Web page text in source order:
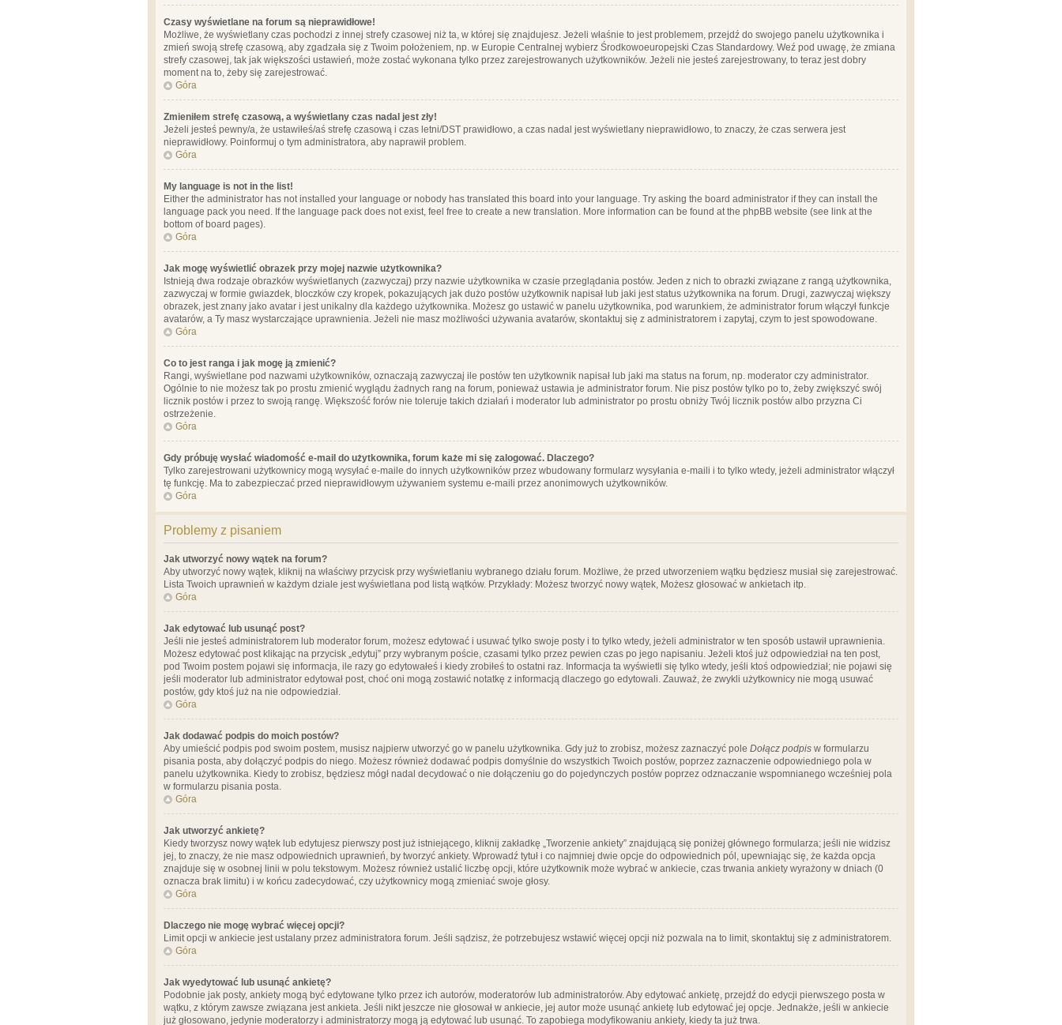
Czasy wyświetlane na forum są nieprawidłowe!
Możliwe, że wyświetlany czas pochodzi z innej strefy czasowej niż ta, w której się znajdujesz. Jeżeli właśnie to jest problemem, przejdź do swojego panelu użytkownika i
zmień swoją strefę czasową, aby zgadzała się z Twoim położeniem, np. w Europie Centralnej wybierz Środkowoeuropejski Czas Standardowy. Weź pod uwagę, że zmiana
strefy czasowej, tak jak większości ustawień, może zostać wykonana tylko przez zarejestrowanych użytkowników. Jeżeli nie jesteś zarejestrowany, to teraz jest dobry
moment na to, żeby się zarejestrować.
Góra
Zmieniłem strefę czasową, a wyświetlany czas nadal jest zły!
Jeżeli jesteś pewny/a, że ustawiłeś/aś strefę czasową i czas letni/DST prawidłowo, a czas nadal jest wyświetlany nieprawidłowo, to znaczy, że czas serwera jest
nieprawidłowy. Poinformuj o tym administratora, aby naprawił problem.
Góra
My language is not in the list!
Either the administrator has not installed your language or nobody has translated this board into your language. Try asking the board administrator if they can install the
language pack you need. If the language pack does not exist, feel free to create a new translation. More information can be found at the phpBB website (see link at the
bottom of board pages).
Góra
Jak mogę wyświetlić obrazek przy mojej nazwie użytkownika?
Istnieją dwa rodzaje obrazków wyświetlanych (zazwyczaj) przy nazwie użytkownika w czasie przeglądania postów. Jeden z nich to obrazki związane z rangą użytkownika,
zazwyczaj w formie gwiazdek, bloczków czy kropek, pokazujących jak dużo postów użytkownik napisał lub jaki jest status użytkownika na forum. Drugi, zazwyczaj większy
obrazek, jest znany jako avatar i jest unikalny dla każdego użytkownika. Możesz go ustawić w panelu użytkownika, pod warunkiem, że administrator forum włączył funkcje
avatarów, a Ty masz wystarczające uprawnienia. Jeżeli nie masz możliwości używania avatarów, skontaktuj się z administratorem i zapytaj, czym to jest spowodowane.
Góra
Co to jest ranga i jak mogę ją zmienić?
Rangi, wyświetlane pod nazwami użytkowników, oznaczają zazwyczaj ile postów ten użytkownik napisał lub jaki ma status na forum, np. moderator czy administrator.
Ogólnie to nie możesz tak po prostu zmienić wyglądu żadnych rang na forum, ponieważ ustawia je administrator forum. Nie pisz postów tylko po to, żeby zwiększyć swój
licznik postów i przez to swoją rangę. Większość forów nie toleruje takich działań i moderator lub administrator po prostu obniży Twój licznik postów albo przyzna Ci
ostrzeżenie.
Góra
Gdy próbuję wysłać wiadomość e-mail do użytkownika, forum każe mi się zalogować. Dlaczego?
Tylko zarejestrowani użytkownicy mogą wysyłać e-maile do innych użytkowników przez wbudowany formularz wysyłania e-maili i to tylko wtedy, jeżeli administrator włączył
tę funkcję. Ma to zabezpieczać przed nieprawidłowym używaniem systemu e-maili przez anonimowych użytkowników.
Góra
Problemy z pisaniem
Jak utworzyć nowy wątek na forum?
Aby utworzyć nowy wątek, kliknij na właściwy przycisk przy wyświetlaniu wybranego działu forum. Możliwe, że przed utworzeniem wątku będziesz musiał się zarejestrować.
Lista Twoich uprawnień w każdym dziale jest wyświetlana pod listą wątków. Przykłady: Możesz tworzyć nowy wątek, Możesz głosować w ankietach itp.
Góra
Jak edytować lub usunąć post?
Jeśli nie jesteś administratorem lub moderator forum, możesz edytować i usuwać tylko swoje posty i to tylko wtedy, jeżeli administrator w ten sposób ustawił uprawnienia.
Możesz edytować post klikając na przycisk „edytuj” przy wybranym poście, czasami tylko przez pewien czas po jego napisaniu. Jeżeli ktoś już odpowiedział na ten post,
pod Twoim postem pojawi się informacja, ile razy go edytowałeś i kiedy zrobiłeś to ostatni raz. Informacja ta wyświetli się tylko wtedy, jeśli ktoś odpowiedział; nie pojawi się
jeśli moderator lub administrator edytował post, choć oni mogą zostawić notatkę z informacją dlaczego go edytowali. Zauważ, że zwykli użytkownicy nie mogą usuwać
postów, gdy ktoś już na nie odpowiedział.
Góra
Jak dodawać podpis do moich postów?
Aby umieścić podpis pod swoim postem, musisz najpierw utworzyć go w panelu użytkownika. Gdy już to zrobisz, możesz zaznaczyć pole Dołącz podpis w formularzu
pisania posta, aby dołączyć podpis do niego. Możesz również dodawać podpis domyślnie do wszystkich Twoich postów, poprzez zaznaczenie odpowiedniego pola w
panelu użytkownika. Kiedy to zrobisz, będziesz mógł nadal decydować o nie dołączeniu go do pojedynczych postów poprzez odznaczanie wspomnianego wcześniej pola
w formularzu pisania posta.
Góra
Jak utworzyć ankietę?
Kiedy tworzysz nowy wątek lub edytujesz pierwszy post już istniejącego, kliknij zakładkę „Tworzenie ankiety” znajdującą się poniżej głównego formularza; jeśli nie widzisz
jej, to znaczy, że nie masz odpowiednich uprawnień, by tworzyć ankiety. Wprowadź tytuł i co najmniej dwie opcje do odpowiednich pól, upewniając się, że każda opcja
znajduje się w osobnej linii w polu tekstowym. Możesz również ustalić liczbę opcji, które użytkownik może wybrać w ankiecie, czas trwania ankiety wyrażony w dniach (0
oznacza brak limitu) i w końcu zadecydować, czy użytkownicy mogą zmieniać swoje głosy.
Góra
Dlaczego nie mogę wybrać więcej opcji?
Limit opcji w ankiecie jest ustalany przez administratora forum. Jeśli sądzisz, że potrzebujesz wstawić więcej opcji niż pozwala na to limit, skontaktuj się z administratorem.
Góra
Jak wyedytować lub usunąć ankietę?
Podobnie jak posty, ankiety mogą być edytowane tylko przez ich autorów, moderatorów lub administratorów. Aby edytować ankietę, przejdź do edycji pierwszego posta w
wątku, z którym zawsze związana jest ankieta. Jeśli nikt jeszcze nie głosował w ankiecie, jej autor może usunąć ankietę lub edytować jej opcje. Jednakże, jeśli w ankiecie
już głosowano, jedynie moderatorzy i administratorzy mogą ją edytować lub usunąć. To zapobiega modyfikowaniu ankiety, kiedy ta już trwa.